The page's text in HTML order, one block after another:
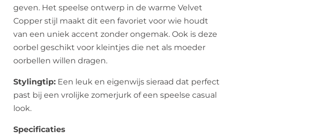
geven. Het speelse ontwerp in de warme Velvet
Copper stijl maakt dit een favoriet voor wie houdt
van een uniek accent zonder ongemak. Ook is deze
oorbel geschikt voor kleintjes die net als moeder
oorbellen willen dragen.
Stylingtip: Een leuk en eigenwijs sieraad dat perfect
past bij een vrolijke zomerjurk of een speelse casual
look.
Specificaties